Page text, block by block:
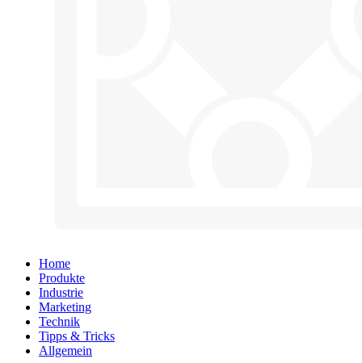
Home
Produkte
Industrie
Marketing
Technik
Tipps & Tricks
Allgemein